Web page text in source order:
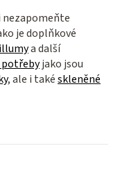
nezapomeňte
je doplňkové
a další
potřebyjako jsou
, ale i takéskleněné